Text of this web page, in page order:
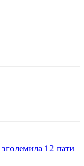
12 пати